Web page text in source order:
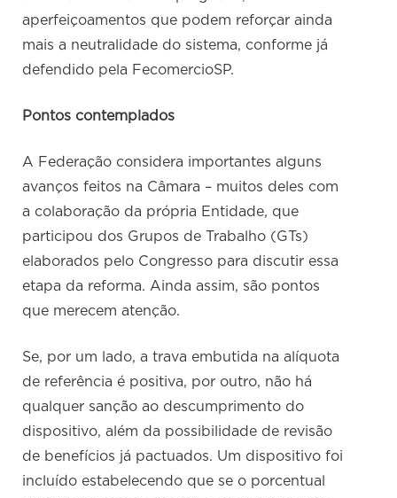
aperfeiçoamentos que podem reforçar ainda
mais a neutralidade do sistema, conforme já
defendido pela FecomercioSP.
Pontos contemplados
A Federação considera importantes alguns
avanços feitos na Câmara – muitos deles com
a colaboração da própria Entidade, que
participou dos Grupos de Trabalho (GTs)
elaborados pelo Congresso para discutir essa
etapa da reforma. Ainda assim, são pontos
que merecem atenção.
Se, por um lado, a trava embutida na alíquota
de referência é positiva, por outro, não há
qualquer sanção ao descumprimento do
dispositivo, além da possibilidade de revisão
de benefícios já pactuados. Um dispositivo foi
incluído estabelecendo que se o porcentual